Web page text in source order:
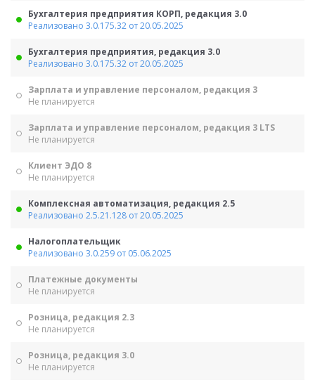
Бухгалтерия предприятия КОРП, редакция 3.0
Реализовано 3.0.175.32 от 20.05.2025
Бухгалтерия предприятия, редакция 3.0
Реализовано 3.0.175.32 от 20.05.2025
Зарплата и управление персоналом, редакция 3
Не планируется
Зарплата и управление персоналом, редакция 3 LTS
Не планируется
Клиент ЭДО 8
Не планируется
Комплексная автоматизация, редакция 2.5
Реализовано 2.5.21.128 от 20.05.2025
Налогоплательщик
Реализовано 3.0.259 от 05.06.2025
Платежные документы
Не планируется
Розница, редакция 2.3
Не планируется
Розница, редакция 3.0
Не планируется